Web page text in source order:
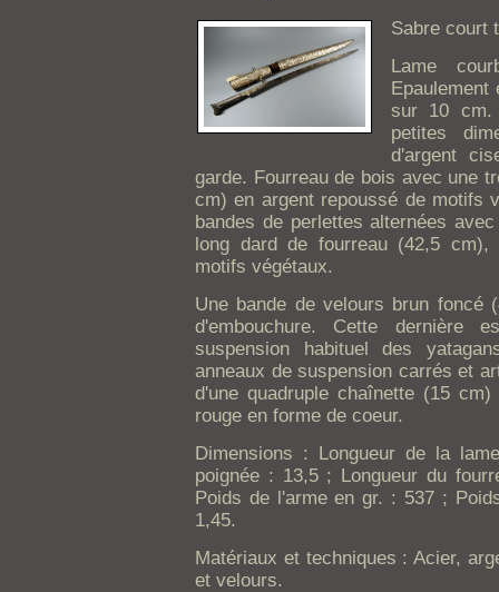
Sabre court
Lame
Epaulement
sur 10 cm.
petites
d'argent
garde. Fourreau de bois avec une
cm) en argent repoussé de motifs
bandes de perlettes alternées
long dard de fourreau (42,5
motifs végétaux.
Une bande de velours brun
d'embouchure. Cette dernière
suspension habituel des
anneaux de suspension carrés et
d'une quadruple chaînette (15
rouge en forme de coeur.
Dimensions : Longueur de la
poignée : 13,5 ; Longueur du
Poids de l'arme en gr. : 537 ;
1,45.
Matériaux et techniques : Acier,
et velours.